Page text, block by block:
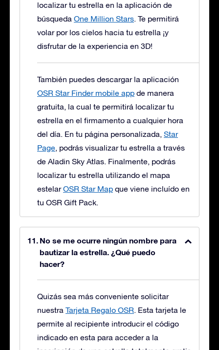
localizar tu estrella en la aplicación de
búsqueda One Million Stars. Te permitirá
volar por los cielos hacia tu estrella ¡y
disfrutar de la experiencia en 3D!
También puedes descargar la aplicación
OSR Star Finder mobile app de manera
gratuita, la cual te permitirá localizar tu
estrella en el firmamento a cualquier hora
del día. En tu página personalizada, Star
Page, podrás visualizar tu estrella a través
de Aladin Sky Atlas. Finalmente, podrás
localizar tu estrella utilizando el mapa
estelarOSR Star Map que viene incluído en
tu OSR Gift Pack.
No se me ocurre ningún nombre para
bautizar la estrella. ¿Qué puedo
hacer?
Quizás sea más conveniente solicitar
nuestra Tarjeta Regalo OSR. Esta tarjeta le
permite al recipiente introducir el código
indicado en esta para acceder a la